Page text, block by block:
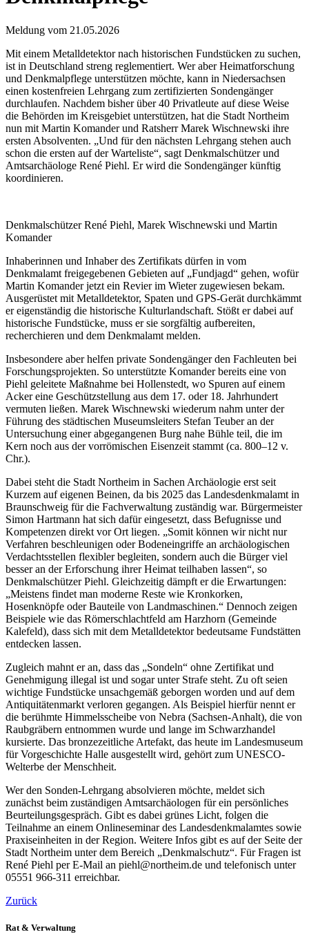
Meldung vom 21.05.2026
Mit einem Metalldetektor nach historischen Fundstücken zu suchen,
ist in Deutschland streng reglementiert. Wer aber Heimatforschung
und Denkmalpflege unterstützen möchte, kann in Niedersachsen
einen kostenfreien Lehrgang zum zertifizierten Sondengänger
durchlaufen. Nachdem bisher über 40 Privatleute auf diese Weise
die Behörden im Kreisgebiet unterstützen, hat die Stadt Northeim
nun mit Martin Komander und Ratsherr Marek Wischnewski ihre
ersten Absolventen. „Und für den nächsten Lehrgang stehen auch
schon die ersten auf der Warteliste“, sagt Denkmalschützer und
Amtsarchäologe René Piehl. Er wird die Sondengänger künftig
koordinieren.
Denkmalschützer René Piehl, Marek Wischnewski und Martin
Komander
Inhaberinnen und Inhaber des Zertifikats dürfen in vom
Denkmalamt freigegebenen Gebieten auf „Fundjagd“ gehen, wofür
Martin Komander jetzt ein Revier im Wieter zugewiesen bekam.
Ausgerüstet mit Metalldetektor, Spaten und GPS-Gerät durchkämmt
er eigenständig die historische Kulturlandschaft. Stößt er dabei auf
historische Fundstücke, muss er sie sorgfältig aufbereiten,
recherchieren und dem Denkmalamt melden.
Insbesondere aber helfen private Sondengänger den Fachleuten bei
Forschungsprojekten. So unterstützte Komander bereits eine von
Piehl geleitete Maßnahme bei Hollenstedt, wo Spuren auf einem
Acker eine Geschützstellung aus dem 17. oder 18. Jahrhundert
vermuten ließen. Marek Wischnewski wiederum nahm unter der
Führung des städtischen Museumsleiters Stefan Teuber an der
Untersuchung einer abgegangenen Burg nahe Bühle teil, die im
Kern noch aus der vorrömischen Eisenzeit stammt (ca. 800–12 v.
Chr.).
Dabei steht die Stadt Northeim in Sachen Archäologie erst seit
Kurzem auf eigenen Beinen, da bis 2025 das Landesdenkmalamt in
Braunschweig für die Fachverwaltung zuständig war. Bürgermeister
Simon Hartmann hat sich dafür eingesetzt, dass Befugnisse und
Kompetenzen direkt vor Ort liegen. „Somit können wir nicht nur
Verfahren beschleunigen oder Bodeneingriffe an archäologischen
Verdachtsstellen flexibler begleiten, sondern auch die Bürger viel
besser an der Erforschung ihrer Heimat teilhaben lassen“, so
Denkmalschützer Piehl. Gleichzeitig dämpft er die Erwartungen:
„Meistens findet man moderne Reste wie Kronkorken,
Hosenknöpfe oder Bauteile von Landmaschinen.“ Dennoch zeigen
Beispiele wie das Römerschlachtfeld am Harzhorn (Gemeinde
Kalefeld), dass sich mit dem Metalldetektor bedeutsame Fundstätten
entdecken lassen.
Zugleich mahnt er an, dass das „Sondeln“ ohne Zertifikat und
Genehmigung illegal ist und sogar unter Strafe steht. Zu oft seien
wichtige Fundstücke unsachgemäß geborgen worden und auf dem
Antiquitätenmarkt verloren gegangen. Als Beispiel hierfür nennt er
die berühmte Himmelsscheibe von Nebra (Sachsen-Anhalt), die von
Raubgräbern entnommen wurde und lange im Schwarzhandel
kursierte. Das bronzezeitliche Artefakt, das heute im Landesmuseum
für Vorgeschichte Halle ausgestellt wird, gehört zum UNESCO-
Welterbe der Menschheit.
Wer den Sonden-Lehrgang absolvieren möchte, meldet sich
zunächst beim zuständigen Amtsarchäologen für ein persönliches
Beurteilungsgespräch. Gibt es dabei grünes Licht, folgen die
Teilnahme an einem Onlineseminar des Landesdenkmalamtes sowie
Praxiseinheiten in der Region. Weitere Infos gibt es auf der Seite der
Stadt Northeim unter dem Bereich „Denkmalschutz“. Für Fragen ist
René Piehl per E-Mail an piehl@northeim.de und telefonisch unter
05551 966-311 erreichbar.
Zurück
Rat & Verwaltung